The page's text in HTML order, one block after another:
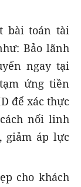
bài toán tài
Bảo lãnh
ngay tại
ứng tiền
để xác thực
nối linh
giảm áp lực
cho khách